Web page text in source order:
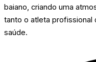
baiano, criando uma
tanto o atleta profissional
saúde.